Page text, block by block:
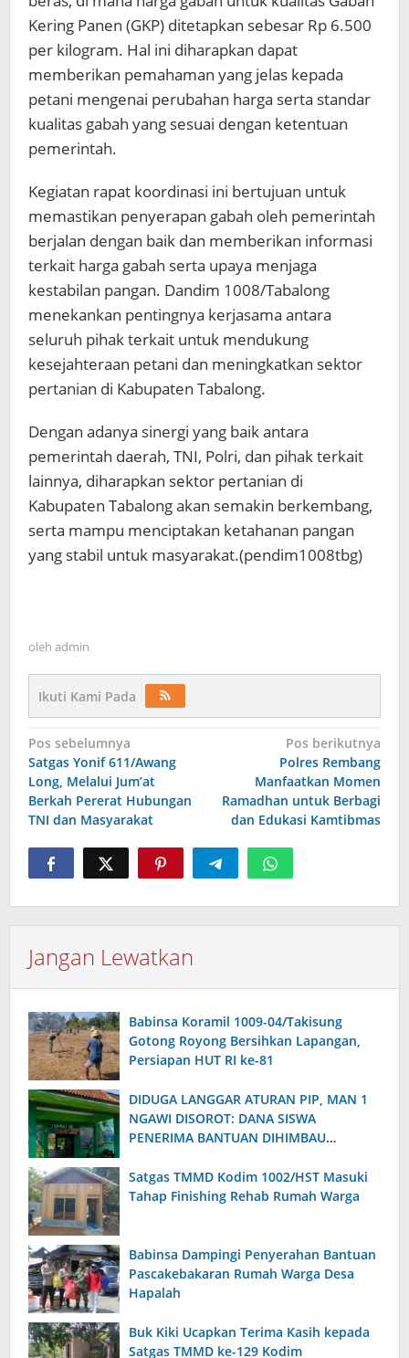
Kering Panen (GKP) ditetapkan sebesar Rp 6.500
per kilogram. Hal ini diharapkan dapat
memberikan pemahaman yang jelas kepada
petani mengenai perubahan harga serta standar
kualitas gabah yang sesuai dengan ketentuan
pemerintah.
Kegiatan rapat koordinasi ini bertujuan untuk
memastikan penyerapan gabah oleh pemerintah
berjalan dengan baik dan memberikan informasi
terkait harga gabah serta upaya menjaga
kestabilan pangan. Dandim 1008/Tabalong
menekankan pentingnya kerjasama antara
seluruh pihak terkait untuk mendukung
kesejahteraan petani dan meningkatkan sektor
pertanian di Kabupaten Tabalong.
Dengan adanya sinergi yang baik antara
pemerintah daerah, TNI, Polri, dan pihak terkait
lainnya, diharapkan sektor pertanian di
Kabupaten Tabalong akan semakin berkembang,
serta mampu menciptakan ketahanan pangan
yang stabil untuk masyarakat.(pendim1008tbg)
oleh admin
Ikuti Kami Pada
Navigasi
pos
Pos sebelumnya
Satgas Yonif 611/Awang
Long, Melalui Jum’at
Berkah Pererat Hubungan
TNI dan Masyarakat
Pos berikutnya
Polres Rembang
Manfaatkan Momen
Ramadhan untuk Berbagi
dan Edukasi Kamtibmas
Jangan Lewatkan
Babinsa Koramil 1009-04/Takisung
Gotong Royong Bersihkan Lapangan,
Persiapan HUT RI ke-81
DIDUGA LANGGAR ATURAN PIP, MAN 1
NGAWI DISOROT: DANA SISWA
PENERIMA BANTUAN DIHIMBAU
Satgas TMMD Kodim 1002/HST Masuki
Tahap Finishing Rehab Rumah Warga
Babinsa Dampingi Penyerahan Bantuan
Pascakebakaran Rumah Warga Desa
Hapalah
Buk Kiki Ucapkan Terima Kasih kepada
Satgas TMMD ke-129 Kodim